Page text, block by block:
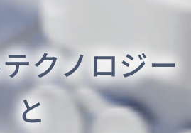
クノロジー
と